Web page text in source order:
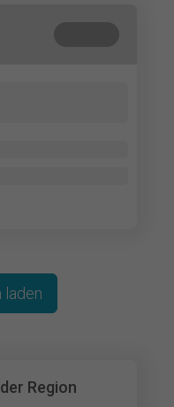
Region
laden